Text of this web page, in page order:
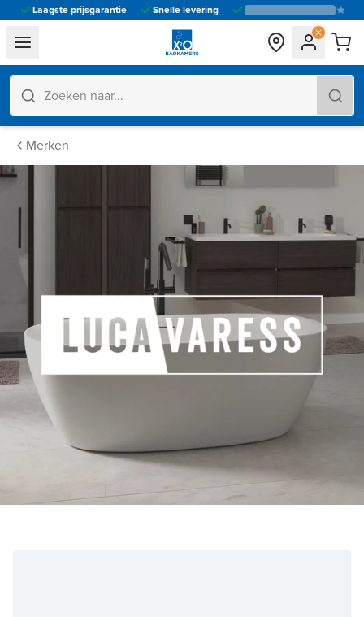
Laagste prijsgarantie Snelle levering
general.navigation.toggle_menu.label
Merken